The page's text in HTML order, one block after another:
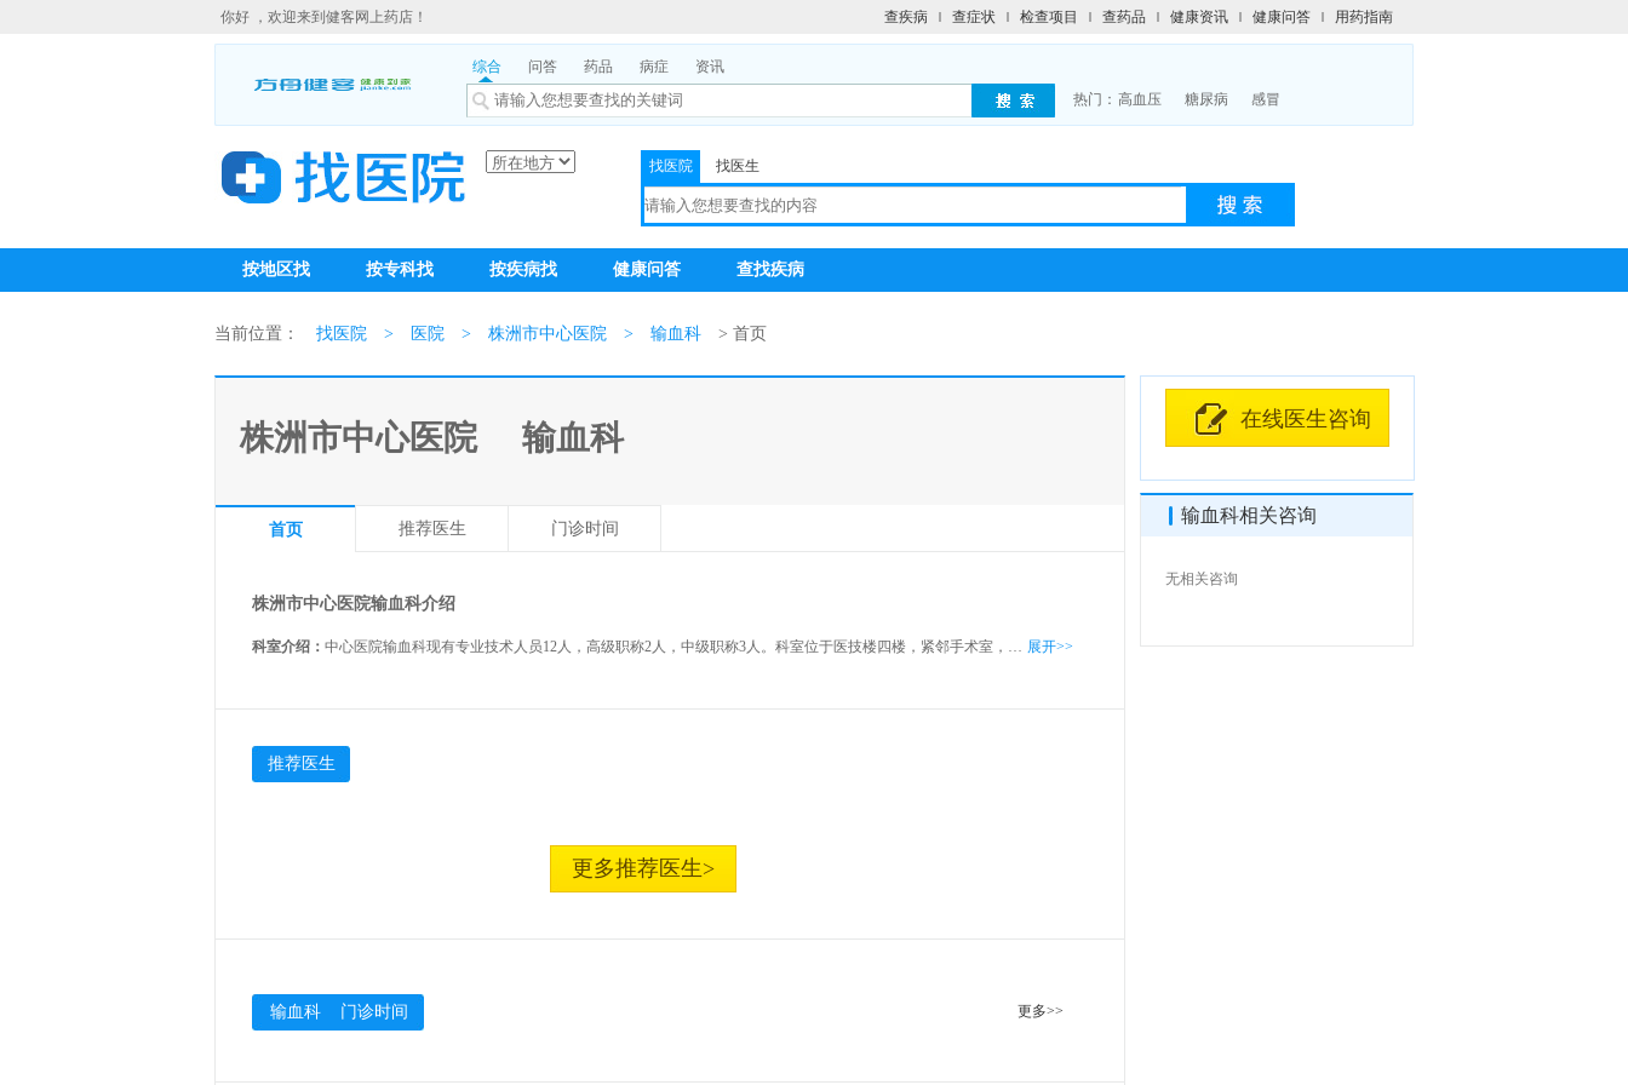
你好 ，欢迎来到健客网上药店！ 查疾病 查症状 检查项目 查药品 健康资讯 健康问答 用药指南
综合 问答 药品 病症
资讯
热门： 高血压 糖尿病 感冒
找医院 找医生
按地区找 按专科找 按疾病找 健康问答 查找疾病
当前位置： 找医院 > 医院 > 株洲市中心医院 > 输血科 > 首页
株洲市中心医院 输血科
首页 推荐医生 门诊时间
株洲市中心医院输血科介绍
科室介绍： 中心医院输血科现有专业技术人员12人，高级职称2人，中级职称3人。科室位于医技楼四楼，紧邻手术室，建筑面积约700平米。拥有输血管理信息系统、美国Abbott和北京科美全自动化学发光仪、海尔血液保存箱、-400C低温冰箱、恒温循环解冻箱、血小板恒温振荡箱、血型标准化离心机（KA-2200SEROMATICTMΠ）等仪器设备，科室实现了实验室信息自动法、操作标准化、临床用血管理规范法。 展开>>
推荐医生
更多推荐医生>
输血科 门诊时间 更多>>
在线医生咨询
输血科相关咨询
无相关咨询